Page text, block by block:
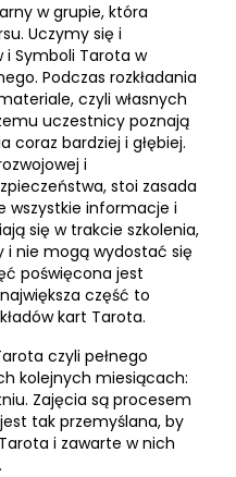
w grupie, która
Uczymy się i
Symboli Tarota w
Podczas rozkładania
czyli własnych
uczestnicy poznają
coraz bardziej i głębiej.
i
stoi zasada
wszystkie informacje i
się w trakcie szkolenia,
i nie mogą wydostać się
poświęcona jest
część to
kart Tarota.
czyli pełnego
kolejnych miesiącach:
Zajęcia są procesem
tak przemyślana, by
i zawarte w nich